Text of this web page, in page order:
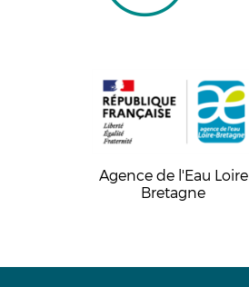
Agence de l'Eau Loire
Bretagne